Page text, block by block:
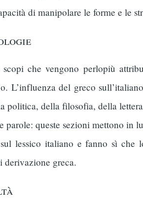
di manipolare le forme e le
che vengono perlopiù
L’influenza del greco
politica, della filosofia, della
parole: queste sezioni mettono in
lessico italiano e fanno sì che
derivazione greca.